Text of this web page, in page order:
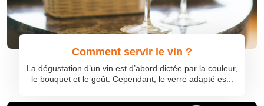
Comment servir le vin ?
La dégustation d’un vin est d’abord dictée par la couleur,
le bouquet et le goût. Cependant, le verre adapté es...